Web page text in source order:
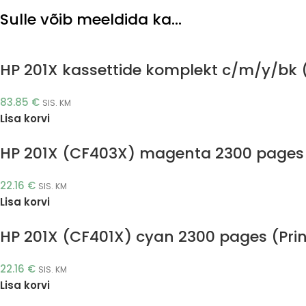
Sulle võib meeldida ka…
HP 201X kassettide komplekt c/m/y/bk
83.85 € SIS. KM
Lisa korvi
HP 201X (CF403X) magenta 2300
22.16 € SIS. KM
Lisa korvi
HP 201X (CF401X) cyan 2300 pages
22.16 € SIS. KM
Lisa korvi